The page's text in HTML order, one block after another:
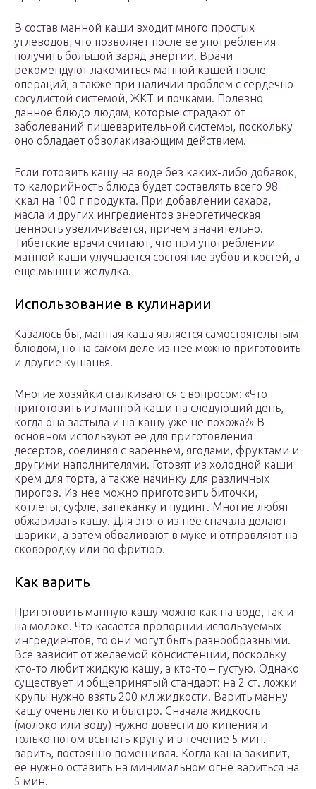
В состав манной каши входит много простых
углеводов, что позволяет после ее употребления
получить большой заряд энергии. Врачи
рекомендуют лакомиться манной кашей после
операций, а также при наличии проблем с сердечно-
сосудистой системой, ЖКТ и почками. Полезно
данное блюдо людям, которые страдают от
заболеваний пищеварительной системы, поскольку
оно обладает обволакивающим действием.
Если готовить кашу на воде без каких-либо добавок,
то калорийность блюда будет составлять всего 98
ккал на 100 г продукта. При добавлении сахара,
масла и других ингредиентов энергетическая
ценность увеличивается, причем значительно.
Тибетские врачи считают, что при употреблении
манной каши улучшается состояние зубов и костей, а
еще мышц и желудка.
Использование в кулинарии
Казалось бы, манная каша является самостоятельным
блюдом, но на самом деле из нее можно приготовить
и другие кушанья.
Многие хозяйки сталкиваются с вопросом: «Что
приготовить из манной каши на следующий день,
когда она застыла и на кашу уже не похожа?» В
основном используют ее для приготовления
десертов, соединяя с вареньем, ягодами, фруктами и
другими наполнителями. Готовят из холодной каши
крем для торта, а также начинку для различных
пирогов. Из нее можно приготовить биточки,
котлеты, суфле, запеканку и пудинг. Многие любят
обжаривать кашу. Для этого из нее сначала делают
шарики, а затем обваливают в муке и отправляют на
сковородку или во фритюр.
Как варить
Приготовить манную кашу можно как на воде, так и
на молоке. Что касается пропорции используемых
ингредиентов, то они могут быть разнообразными.
Все зависит от желаемой консистенции, поскольку
кто-то любит жидкую кашу, а кто-то – густую. Однако
существует и общепринятый стандарт: на 2 ст. ложки
крупы нужно взять 200 мл жидкости. Варить манну
кашу очень легко и быстро. Сначала жидкость
(молоко или воду) нужно довести до кипения и
только потом всыпать крупу и в течение 5 мин.
варить, постоянно помешивая. Когда каша закипит,
ее нужно оставить на минимальном огне вариться на
5 мин.